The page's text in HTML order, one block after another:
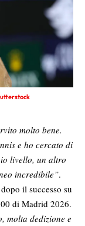
molto bene.
e ho cercato di
livello, un altro
incredibile”.
il successo su
di Madrid 2026.
molta dedizione e